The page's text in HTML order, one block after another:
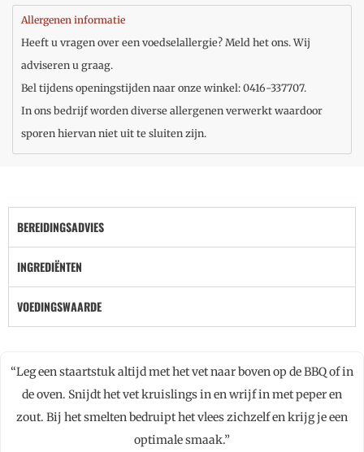
Allergenen informatie
Heeft u vragen over een voedselallergie? Meld het ons. Wij
adviseren u graag.
Bel tijdens openingstijden naar onze winkel: 0416-337707.
In ons bedrijf worden diverse allergenen verwerkt waardoor
sporen hiervan niet uit te sluiten zijn.
BEREIDINGSADVIES
INGREDIËNTEN
VOEDINGSWAARDE
“Leg een staartstuk altijd met het vet naar boven op de BBQ of in
de oven. Snijdt het vet kruislings in en wrijf in met peper en
zout. Bij het smelten bedruipt het vlees zichzelf en krijg je een
optimale smaak.”